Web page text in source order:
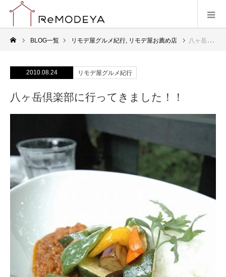
BLOG一覧 リモデ屋グルメ紀行, リモデ屋お薦め店 八ヶ岳倶楽部に行ってきました！！
2010.08.24 リモデ屋グルメ紀行
八ヶ岳倶楽部に行ってきました！！